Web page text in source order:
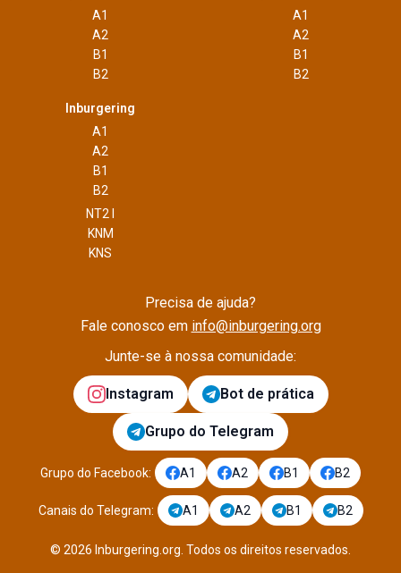
A1
A2
B1
B2
A1
A2
B1
B2
Inburgering
A1
A2
B1
B2
NT2 I
KNM
KNS
Precisa de ajuda?
Fale conosco em info@inburgering.org
Junte-se à nossa comunidade:
Instagram Bot de prática
Grupo do Telegram
Grupo do Facebook: A1 A2 B1 B2
Canais do Telegram: A1 A2 B1 B2
© 2026 Inburgering.org Todos os direitos reservados.